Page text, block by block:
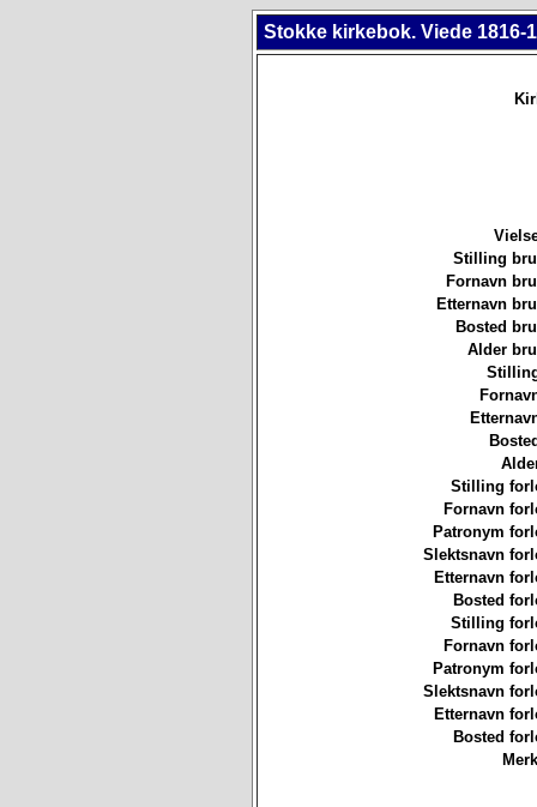
Stokke kirkebok. Viede 1816-
Stilling
Fornavn
Etternavn
Bosted
Alder
Stilling
Fornavn
Patronym
Slektsnavn
Etternavn
Bosted
Stilling
Fornavn
Patronym
Slektsnavn
Etternavn
Bosted